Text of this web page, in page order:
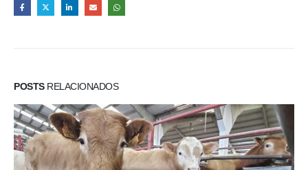
POSTSRELACIONADOS